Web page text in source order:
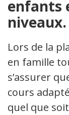
enfants
niveaux.
Lors de la
en famille
s’assurer
cours
quel que